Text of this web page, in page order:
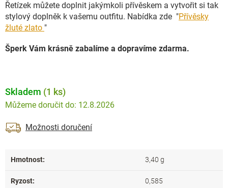
Řetízek můžete doplnit jakýmkoli přívěskem a vytvořit si tak
stylový doplněk k vašemu outfitu. Nabídka zde "Přívěsky
žluté zlato "
Šperk Vám krásně zabalíme a dopravíme zdarma.
Skladem (1 ks)
12.8.2026
Možnosti doručení
Hmotnost: 3,40 g
Ryzost: 0,585